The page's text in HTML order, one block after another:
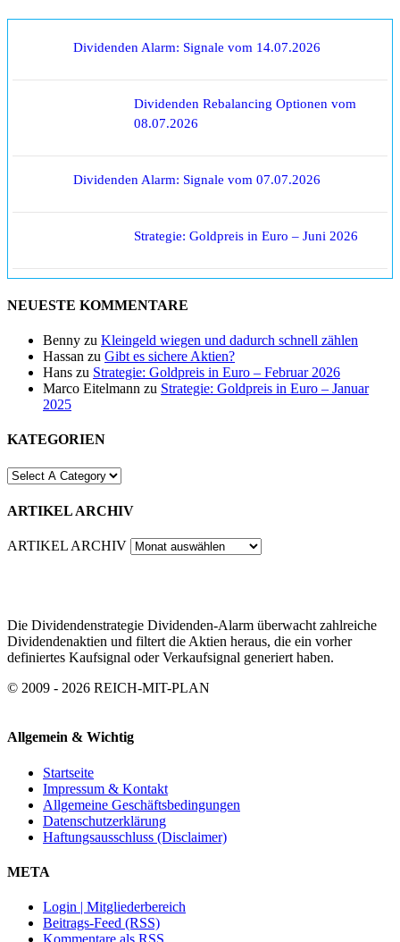
Dividenden Alarm: Signale vom 14.07.2026
Dividenden Rebalancing Optionen vom
08.07.2026
Dividenden Alarm: Signale vom 07.07.2026
Strategie: Goldpreis in Euro – Juni 2026
NEUESTE KOMMENTARE
Benny zu Kleingeld wiegen und dadurch schnell zählen
Hassan zu Gibt es sichere Aktien?
Hans zu Strategie: Goldpreis in Euro – Februar 2026
Marco Eitelmann zu Strategie: Goldpreis in Euro – Januar
2025
KATEGORIEN
ARTIKEL ARCHIV
ARTIKEL ARCHIV
Die Dividendenstrategie Dividenden-Alarm überwacht zahlreiche
Dividendenaktien und filtert die Aktien heraus, die ein vorher
definiertes Kaufsignal oder Verkaufsignal generiert haben.
© 2009 - 2026 REICH-MIT-PLAN
Allgemein & Wichtig
Startseite
Impressum & Kontakt
Allgemeine Geschäftsbedingungen
Datenschutzerklärung
Haftungsausschluss (Disclaimer)
META
Login | Mitgliederbereich
Beitrags-Feed (RSS)